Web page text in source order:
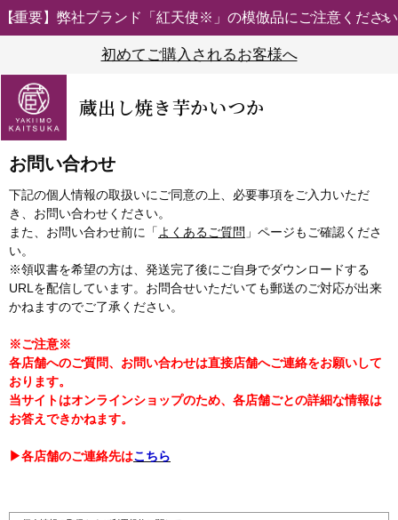
【重要】弊社ブランド「紅天使※」の模倣品にご注意ください
初めてご購入されるお客様へ
蔵出し焼き芋かいつか
お問い合わせ
下記の個人情報の取扱いにご同意の上、必要事項をご入力いただ
き、お問い合わせください。
また、お問い合わせ前に「 よくあるご質問 」ページもご確認くださ
い。
※領収書を希望の方は、発送完了後にご自身でダウンロードする
URLを配信しています。お問合せいただいても郵送のご対応が出来
かねますのでご了承ください。
※ご注意※
各店舗へのご質問、お問い合わせは直接店舗へご連絡をお願いして
おります。
当サイトはオンラインショップのため、各店舗ごとの詳細な情報は
お答えできかねます。
▶各店舗のご連絡先はこちら